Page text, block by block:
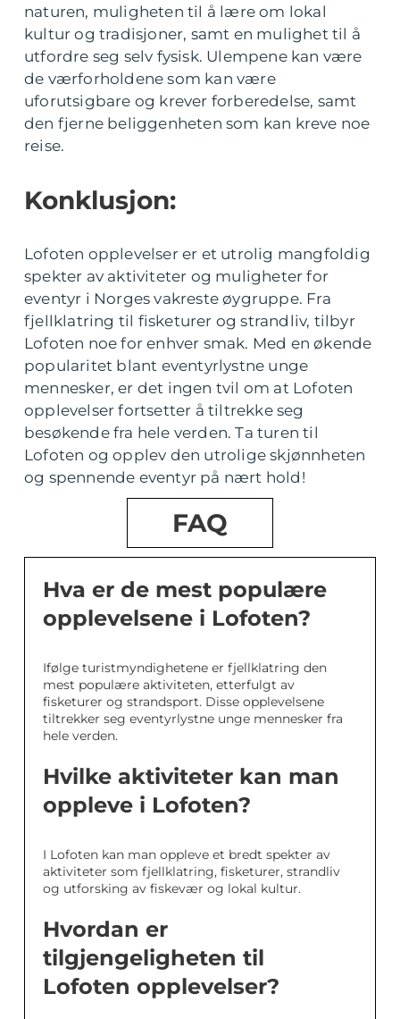
naturen, muligheten til å lære om lokal
kultur og tradisjoner, samt en mulighet til å
utfordre seg selv fysisk. Ulempene kan være
de værforholdene som kan være
uforutsigbare og krever forberedelse, samt
den fjerne beliggenheten som kan kreve noe
reise.
Konklusjon:
Lofoten opplevelser er et utrolig mangfoldig
spekter av aktiviteter og muligheter for
eventyr i Norges vakreste øygruppe. Fra
fjellklatring til fisketurer og strandliv, tilbyr
Lofoten noe for enhver smak. Med en økende
popularitet blant eventyrlystne unge
mennesker, er det ingen tvil om at Lofoten
opplevelser fortsetter å tiltrekke seg
besøkende fra hele verden. Ta turen til
Lofoten og opplev den utrolige skjønnheten
og spennende eventyr på nært hold!
FAQ
Hva er de mest populære
opplevelsene i Lofoten?
Ifølge turistmyndighetene er fjellklatring den
mest populære aktiviteten, etterfulgt av
fisketurer og strandsport. Disse opplevelsene
tiltrekker seg eventyrlystne unge mennesker fra
hele verden.
Hvilke aktiviteter kan man
oppleve i Lofoten?
I Lofoten kan man oppleve et bredt spekter av
aktiviteter som fjellklatring, fisketurer, strandliv
og utforsking av fiskevær og lokal kultur.
Hvordan er
tilgjengeligheten til
Lofoten opplevelser?